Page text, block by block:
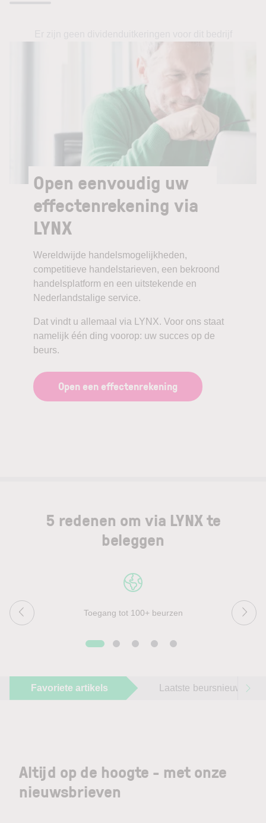
Open eenvoudig uw
effectenrekening via
LYNX
Wereldwijde handelsmogelijkheden,
competitieve handelstarieven, een bekroond
handelsplatform en een uitstekende en
Nederlandstalige service.
Dat vindt u allemaal via LYNX. Voor ons staat
namelijk één ding voorop: uw succes op de
beurs.
Open een effectenrekening
5 redenen om via LYNX te
beleggen
Toegang tot 100+ beurzen
Favoriete artikels Laatste beursnieuws
Altijd op de hoogte - met onze
nieuwsbrieven